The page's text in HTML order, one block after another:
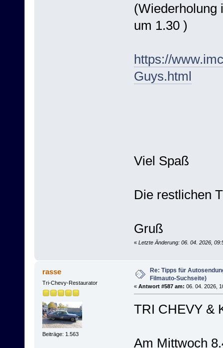
(Wiederholung
um 1.30 )
https://
Guys.html
Viel Spaß
Die restlichen
Gruß
« Letzte Änderung: 06. 04. 2026,
rasse
Tri-Chevy-Restaurator
Beiträge: 1.563
Re: Tipps für
Filmauto-Suchseite)
« Antwort #587 am: 06. 04. 2026,
TRI CHEVY &
Am Mittwoch